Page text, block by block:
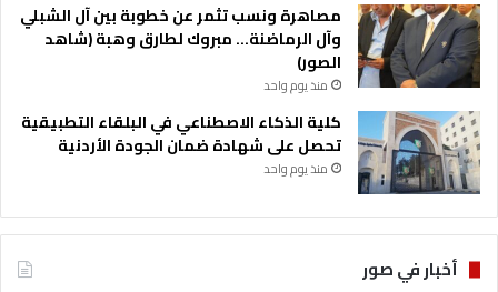
مصاهرة ونسب تثمر عن خطوبة بين آل الشبلي
وآل الرماضنة… مبروك لطارق وهبة (شاهد
الصور)
منذ يوم واحد
كلية الذكاء الاصطناعي في البلقاء التطبيقية
تحصل على شهادة ضمان الجودة الأردنية
منذ يوم واحد
أخبار في صور